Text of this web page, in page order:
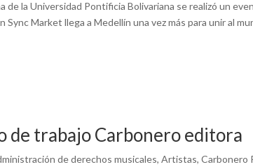
de la Universidad Pontificia Bolivariana se realizó un
Sync Market llega a Medellín una vez más para unir al
de trabajo Carbonero editora
de derechos musicales,Artistas,Carbonero